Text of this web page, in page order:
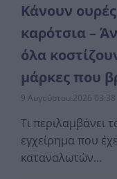
Κάνουν
καρότσια –
όλα
μάρκες που
9 Αυγούστου 2026 03:38
Τι περιλαμβάνει
εγχείρημα που
καταναλωτών...